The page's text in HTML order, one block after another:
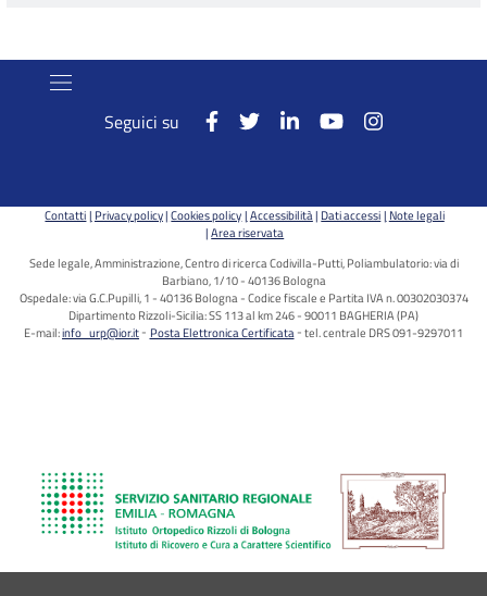
Seguici su
Contatti Privacy policy Cookies policy Accessibilità Dati accessi Note legali
Area riservata
Sede legale, Amministrazione, Centro di ricerca Codivilla-Putti, Poliambulatorio: via di
Barbiano, 1/10 - 40136 Bologna
Ospedale: via G.C.Pupilli, 1 - 40136 Bologna - Codice fiscale e Partita IVA n. 00302030374
Dipartimento Rizzoli-Sicilia: SS 113 al km 246 - 90011 BAGHERIA (PA)
E-mail:info_urp@ior.it Posta Elettronica Certificata tel. centrale DRS 091-9297011